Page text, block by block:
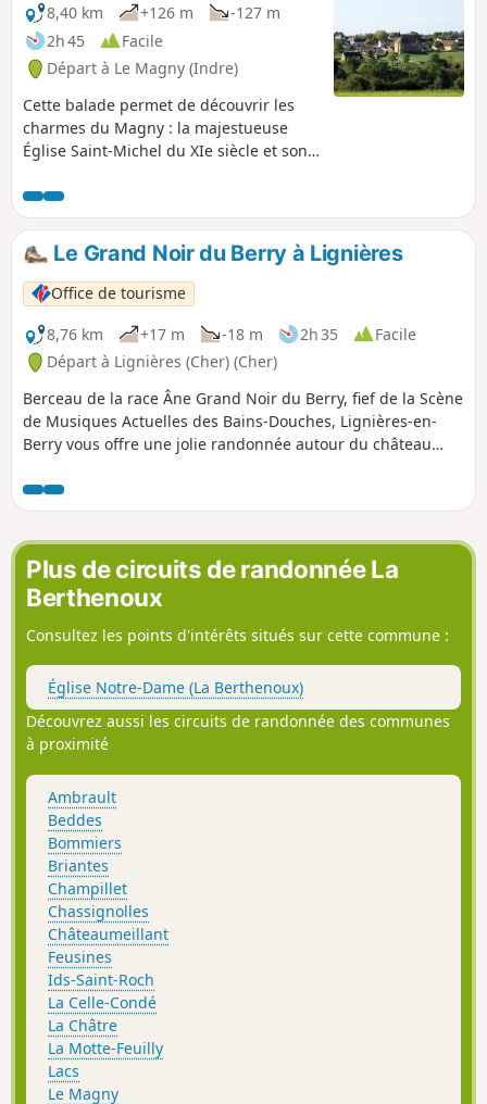
8,40 km
+126 m
-127 m
2h 45
Facile
Départ à Le Magny (Indre)
Cette balade permet de découvrir les
charmes du Magny : la majestueuse
Église Saint-Michel du XIe siècle et son
Rémy et l'ancien lavoir, les jardins de
Beauregard où sont préservés
d'anciennes loges de vigne, de vieux
cépages et variétés de fruits, les
prairies de la vallée de la Couarde...
Le Grand Noir du Berry à Lignières
Office de tourisme
8,76 km
+17 m -18 m 2h 35
Facile
Départ à Lignières (Cher) (Cher)
Berceau de la race Âne Grand Noir du Berry, fief de la Scène
de Musiques Actuelles des Bains-Douches, Lignières-en-
Berry vous offre une jolie randonnée autour du château
du XVIe, ses belles demeures bourgeoises et hôtels
particuliers. Vous sillonnerez les chemins ligniérois en
faisant le tour du Pôle du Cheval et de l'Âne, avant delonger
la rivière, l'Arnon.
Plus de circuits de randonnée La
Berthenoux
Consultez les points d'intérêts situés sur cette commune :
Église Notre-Dame (La Berthenoux)
Découvrez aussi les circuits de randonnée des communes
à proximité
Ambrault
Beddes
Bommiers
Briantes
Champillet
Chassignolles
Châteaumeillant
Feusines
Ids-Saint-Roch
La Celle-Condé
La Châtre
La Motte-Feuilly
Lacs
Le Magny